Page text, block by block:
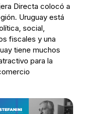
Directa colocó a
Uruguay está
social,
fiscales y una
tiene muchos
para la